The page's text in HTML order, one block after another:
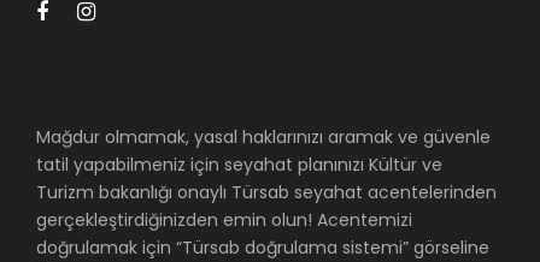
Mağdur olmamak, yasal haklarınızı aramak ve güvenle
tatil yapabilmeniz için seyahat planınızı Kültür ve
Turizm bakanlığı onaylı Türsab seyahat acentelerinden
gerçekleştirdiğinizden emin olun! Acentemizi
doğrulamak için “Türsab doğrulama sistemi” görseline